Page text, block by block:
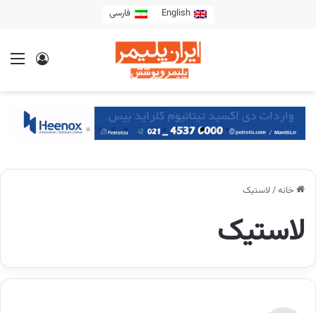
English فارسی
خانه/لاستیک
لاستیک